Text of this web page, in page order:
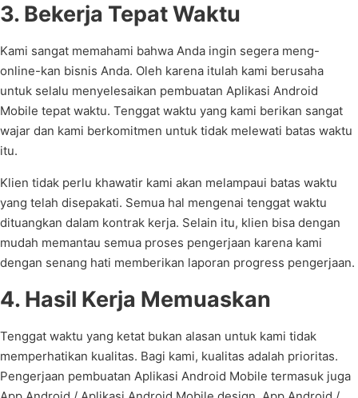
3. Bekerja Tepat Waktu
Kami sangat memahami bahwa Anda ingin segera meng-
online-kan bisnis Anda. Oleh karena itulah kami berusaha
untuk selalu menyelesaikan pembuatan Aplikasi Android
Mobile tepat waktu. Tenggat waktu yang kami berikan sangat
wajar dan kami berkomitmen untuk tidak melewati batas waktu
itu.
Klien tidak perlu khawatir kami akan melampaui batas waktu
yang telah disepakati. Semua hal mengenai tenggat waktu
dituangkan dalam kontrak kerja. Selain itu, klien bisa dengan
mudah memantau semua proses pengerjaan karena kami
dengan senang hati memberikan laporan progress pengerjaan.
4. Hasil Kerja Memuaskan
Tenggat waktu yang ketat bukan alasan untuk kami tidak
memperhatikan kualitas. Bagi kami, kualitas adalah prioritas.
Pengerjaan pembuatan Aplikasi Android Mobile termasuk juga